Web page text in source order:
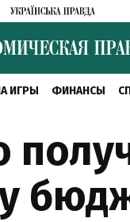
ИГРЫ ФИНАНСЫ